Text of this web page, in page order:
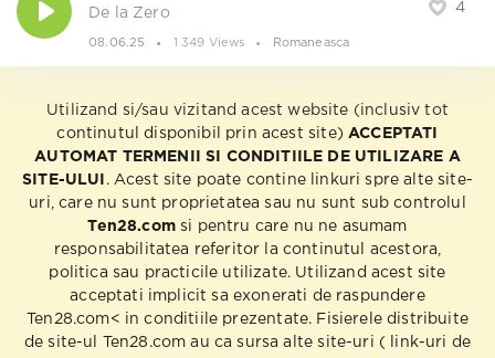
4
De la Zero
08.06.25 1 349 Views Romaneasca
Utilizand si/sau vizitand acest website (inclusiv tot
continutul disponibil prin acest site) ACCEPTATI
AUTOMAT TERMENII SI CONDITIILE DE UTILIZARE A
SITE-ULUI
. Acest site poate contine linkuri spre alte site-
uri, care nu sunt proprietatea sau nu sunt sub controlul
Ten28.comsi pentru care nu ne asumam
responsabilitatea referitor la continutul acestora,
politica sau practicile utilizate. Utilizand acest site
acceptati implicit sa exonerati de raspundere
Ten28.com< in conditiile prezentate. Fisierele distribuite
de site-ul Ten28.com au ca sursa alte site-uri ( link-uri de